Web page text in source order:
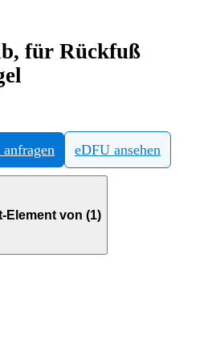
für Rückfuß
eDFU ansehen
Element von (1)